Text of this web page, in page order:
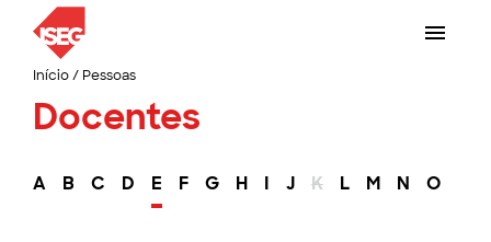
Início/ Pessoas
Docentes
A B C D E F G H I J K L M N O